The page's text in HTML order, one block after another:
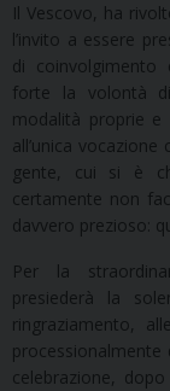
Il Vescovo, ha
l’invito a essere
di coinvolgimento
forte la volontà
modalità proprie e
all’unica
gente, cui si è
certamente non
davvero prezioso:
Per la
presiederà la
ringraziamento,
processionalmente
celebrazione,